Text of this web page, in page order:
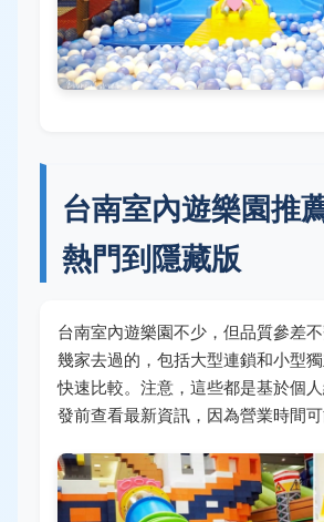
台南室內遊樂園推
熱門到隱藏版
台南室內遊樂園不少，但品質參差
幾家去過的，包括大型連鎖和小型
快速比較。注意，這些都是基於個
發前查看最新資訊，因為營業時間可